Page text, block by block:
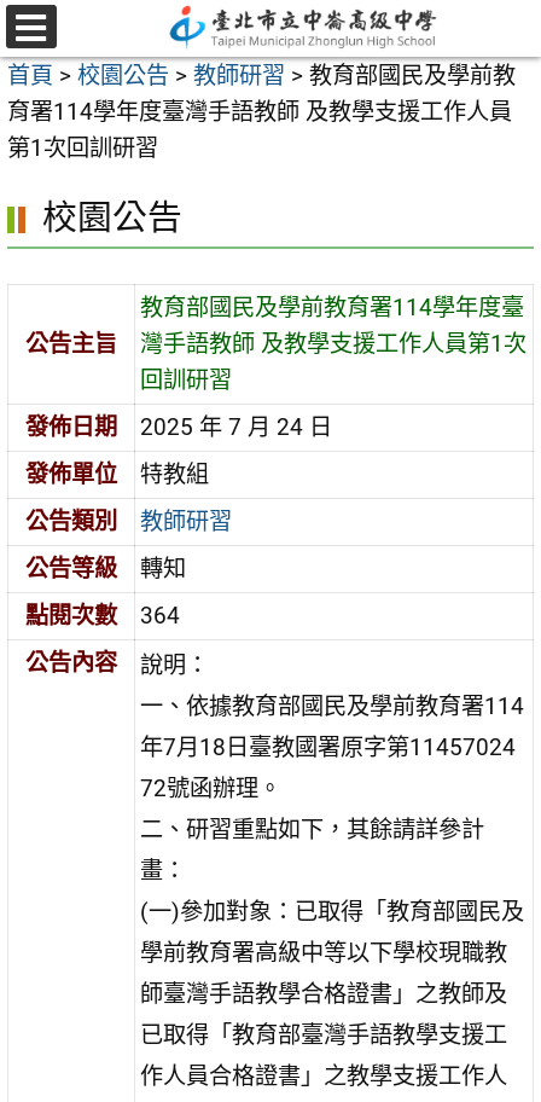
跳
至
主
要
內
區
選
單
首頁 > 校園公告 > 教師研習 > 教育部國民及學前教
育署114學年度臺灣手語教師 及教學支援工作人員
第1次回訓研習
校園公告
公告主旨
教育部國民及學前教育署114學年度臺
灣手語教師 及教學支援工作人員第1次
回訓研習
發佈日期
2025 年 7 月 24 日
發佈單位
特教組
公告類別
教師研習
公告等級
轉知
點閱次數
364
公告內容
說明：
一、依據教育部國民及學前教育署114
年7月18日臺教國署原字第11457024
72號函辦理。
二、研習重點如下，其餘請詳參計
畫：
(一)參加對象：已取得「教育部國民及
學前教育署高級中等以下學校現職教
師臺灣手語教學合格證書」之教師及
已取得「教育部臺灣手語教學支援工
作人員合格證書」之教學支援工作人